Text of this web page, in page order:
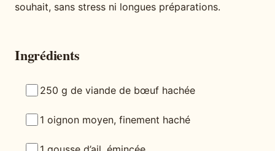
souhait, sans stress ni longues préparations.
Ingrédients
250 g de viande de bœuf hachée
1 oignon moyen, finement haché